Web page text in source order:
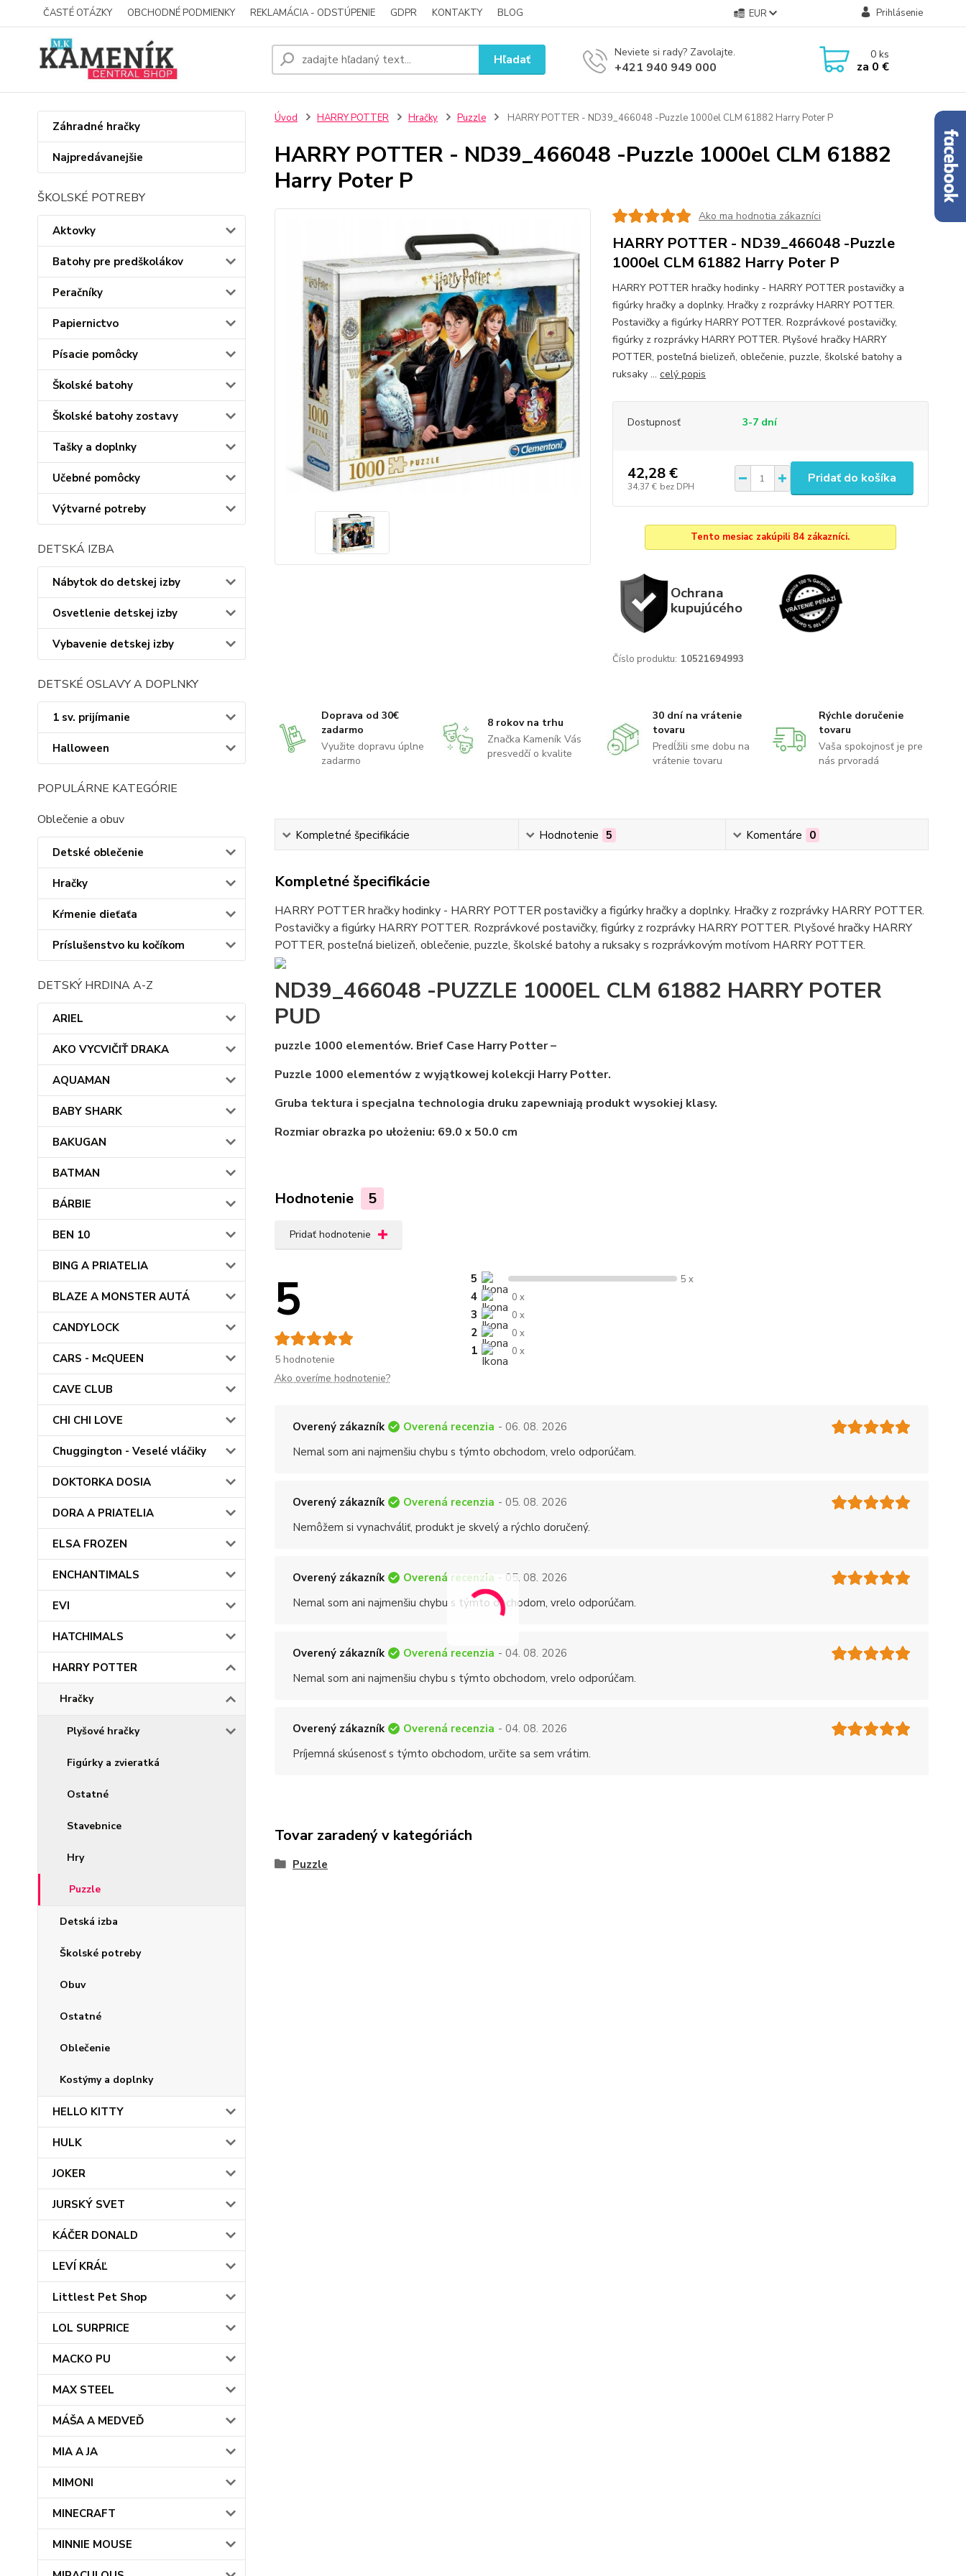
ČASTÉ OTÁZKY OBCHODNÉ PODMIENKY REKLAMÁCIA - ODSTÚPENIE GDPR KONTAKTY BLOG EUR Prihlásenie
Hľadať Neviete si rady? Zavolajte.
+421 940 949 000
0ks
za 0 €
Záhradné hračky
Najpredávanejšie
ŠKOLSKÉ POTREBY
Aktovky
Batohy pre predškolákov
Peračníky
Papiernictvo
Písacie pomôcky
Školské batohy
Školské batohy zostavy
Tašky a doplnky
Učebné pomôcky
Výtvarné potreby
DETSKÁ IZBA
Nábytok do detskej izby
Osvetlenie detskej izby
Vybavenie detskej izby
DETSKÉ OSLAVY A DOPLNKY
1 sv. prijímanie
Halloween
POPULÁRNE KATEGÓRIE
Oblečenie a obuv
Detské oblečenie
Hračky
Kŕmenie dieťaťa
Príslušenstvo ku kočíkom
DETSKÝ HRDINA A-Z
ARIEL
AKO VYCVIČIŤ DRAKA
AQUAMAN
BABY SHARK
BAKUGAN
BATMAN
BÁRBIE
BEN 10
BING A PRIATELIA
BLAZE A MONSTER AUTÁ
CANDYLOCK
CARS - McQUEEN
CAVE CLUB
CHI CHI LOVE
Chuggington - Veselé vláčiky
DOKTORKA DOSIA
DORA A PRIATELIA
ELSA FROZEN
ENCHANTIMALS
EVI
HATCHIMALS
HARRY POTTER
Hračky
Plyšové hračky
Figúrky a zvieratká
Ostatné
Stavebnice
Hry
Puzzle
Detská izba
Školské potreby
Obuv
Ostatné
Oblečenie
Kostýmy a doplnky
HELLO KITTY
HULK
JOKER
JURSKÝ SVET
KÁČER DONALD
LEVÍ KRÁĽ
Littlest Pet Shop
LOL SURPRICE
MACKO PU
MAX STEEL
MÁŠA A MEDVEĎ
MIA A JA
MIMONI
MINECRAFT
MINNIE MOUSE
Úvod HARRY POTTER Hračky Puzzle HARRY POTTER - ND39_466048 -Puzzle 1000el CLM 61882 Harry Poter P
HARRY POTTER - ND39_466048 -Puzzle 1000el CLM 61882
Harry Poter P
Ako ma hodnotia zákazníci
HARRY POTTER - ND39_466048 -Puzzle
1000el CLM 61882 Harry Poter P
HARRY POTTER hračky hodinky - HARRY POTTER postavičky a
figúrky hračky a doplnky. Hračky z rozprávky HARRY POTTER.
Postavičky a figúrky HARRY POTTER. Rozprávkové postavičky,
figúrky z rozprávky HARRY POTTER. Plyšové hračky HARRY
POTTER, posteľná bielizeň, oblečenie, puzzle, školské batohy a
ruksaky ... celý popis
Dostupnosť 3-7 dní
42,28 €
34,37 € bez DPH
Pridať do košíka
Tento mesiac zakúpili 84 zákazníci.
Ochrana
kupujúcého
Číslo produktu: 10521694993
Doprava od 30€
zadarmo
Využite dopravu úplne
zadarmo
8 rokov na trhu
Značka Kameník Vás
presvedčí o kvalite
30 dní na vrátenie
tovaru
Predĺžili sme dobu na
vrátenie tovaru
Rýchle doručenie
tovaru
Vaša spokojnosť je pre
nás prvoradá
Kompletné špecifikácie Hodnotenie 5 Komentáre 0
Kompletné špecifikácie
HARRY POTTER hračky hodinky - HARRY POTTER postavičky a figúrky hračky a doplnky. Hračky z rozprávky HARRY POTTER.
Postavičky a figúrky HARRY POTTER. Rozprávkové postavičky, figúrky z rozprávky HARRY POTTER. Plyšové hračky HARRY
POTTER, posteľná bielizeň, oblečenie, puzzle, školské batohy a ruksaky s rozprávkovým motívom HARRY POTTER.
ND39_466048 -PUZZLE 1000EL CLM 61882 HARRY POTER
PUD
puzzle 1000 elementów. Brief Case Harry Potter –
Puzzle 1000 elementów z wyjątkowej kolekcji Harry Potter.
Gruba tektura i specjalna technologia druku zapewniają produkt wysokiej klasy.
Rozmiar obrazka po ułożeniu: 69.0 x 50.0 cm
Hodnotenie 5
Pridať hodnotenie
5
5 hodnotenie
5 5 x
4 0 x
3 0 x
2 0 x
1 0 x
Ako overíme hodnotenie?
Overený zákazník Overená recenzia - 06. 08. 2026
Nemal som ani najmenšiu chybu s týmto obchodom, vrelo odporúčam.
Overený zákazník Overená recenzia - 05. 08. 2026
Nemôžem si vynachváliť, produkt je skvelý a rýchlo doručený.
Overený zákazník Overená recenzia - 05. 08. 2026
Nemal som ani najmenšiu chybu s týmto obchodom, vrelo odporúčam.
Overený zákazník Overená recenzia - 04. 08. 2026
Nemal som ani najmenšiu chybu s týmto obchodom, vrelo odporúčam.
Overený zákazník Overená recenzia - 04. 08. 2026
Príjemná skúsenosť s týmto obchodom, určite sa sem vrátim.
Tovar zaradený v kategóriách
Puzzle